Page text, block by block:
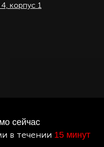
корпус 1
сейчас
в течении 15 минут